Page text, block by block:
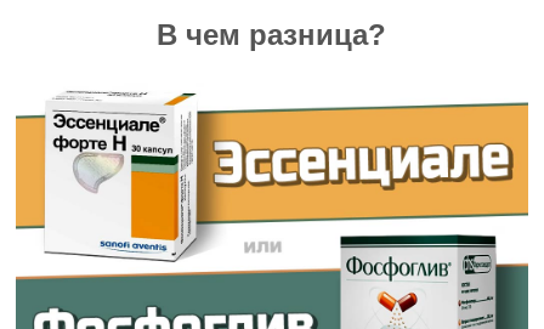
В чем разница?